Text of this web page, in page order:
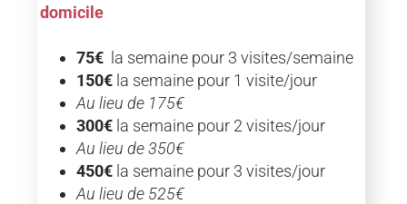
domicile
75€ la semaine pour 3 visites/semaine
150€ la semaine pour 1 visite/jour
Au lieu de 175€
300€ la semaine pour 2 visites/jour
Au lieu de 350€
450€ la semaine pour 3 visites/jour
Au lieu de 525€